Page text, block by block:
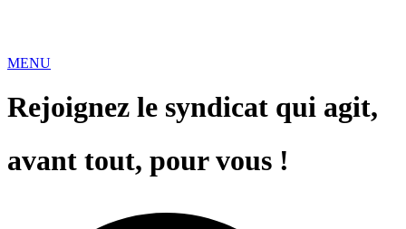
MENU
Rejoignez le syndicat qui agit,
avant tout, pour vous !